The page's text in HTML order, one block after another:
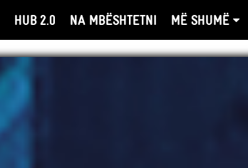
HUB 2.0 NA MBËSHTETNI MË SHUMË